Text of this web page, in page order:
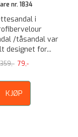
nr. 1834
i
/tåsandal var
designet for...
359,- 79,-
KJØP